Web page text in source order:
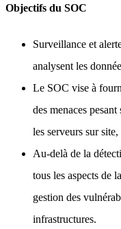
Objectifs du SOC
Surveillance et
analysent les
Le SOC vise à
des menaces
les serveurs sur
Au-delà de la
tous les aspects de
gestion des
infrastructures.